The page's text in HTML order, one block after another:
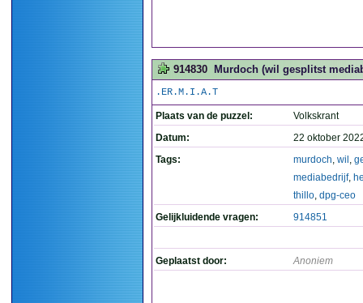
914830 Murdoch (wil gesplitst
.ER.M.I.A.T
Plaats van de puzzel:
Volkskrant
Datum:
22 oktober
Tags:
murdoch, wil ,
mediabedrijf,
thillo, dpg-ceo
Gelijkluidende vragen:
914851
Geplaatst door: Anoniem